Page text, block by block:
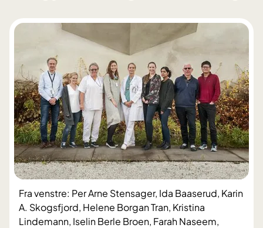
Fra venstre: Per Arne Stensager, Ida Baaserud, Karin
A. Skogsfjord, Helene Borgan Tran, Kristina
Lindemann, Iselin Berle Broen, Farah Naseem,